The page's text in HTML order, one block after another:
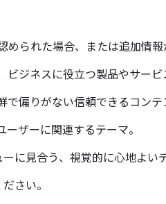
られた場合、または追加情
ビジネスに役立つ製品やサービ
偏りがない信頼できるコンテ
ザーに関連するテーマ。
に見合う、視覚的に心地よい
さい。